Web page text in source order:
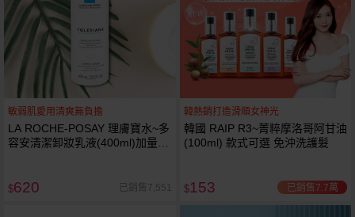
敏弱肌愛用清爽無負擔
LA ROCHE-POSAY 理膚寶水~多
容安清潔卸妝乳液(400ml)加量
$620 已銷售7,551
韓熱銷打造滑順女神光
韓國 RAIP R3~菁粹摩洛哥阿甘油
(100ml) 款式可選 免沖洗護髮
$153 已銷售7.7萬